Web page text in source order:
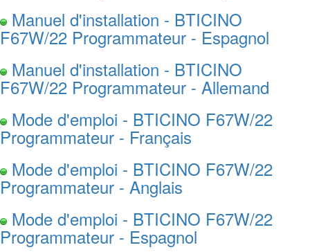
Manuel d'installation - BTICINO
F67W/22 Programmateur - Espagnol
Manuel d'installation - BTICINO
F67W/22 Programmateur - Allemand
Mode d'emploi - BTICINO F67W/22
Programmateur - Français
Mode d'emploi - BTICINO F67W/22
Programmateur - Anglais
Mode d'emploi - BTICINO F67W/22
Programmateur - Espagnol